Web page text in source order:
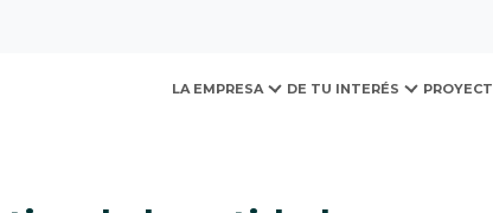
Renovación y
LA EMPRESA DE TU INTERÉS